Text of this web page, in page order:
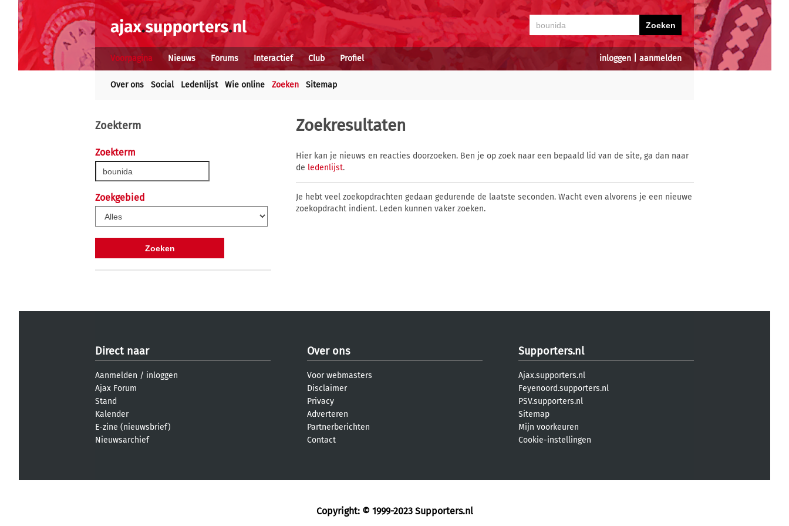
inloggen aanmelden
Voorpagina Nieuws Forums Interactief Club Profiel
Over ons Social Ledenlijst Wie online Zoeken Sitemap
Zoekterm
Zoekterm
Zoekgebied
Zoekresultaten
Hier kan je nieuws en reacties doorzoeken. Ben je op zoek naar een bepaald lid van de site, ga dan naar
de ledenlijst.
Je hebt veel zoekopdrachten gedaan gedurende de laatste seconden. Wacht even alvorens je een nieuwe
zoekopdracht indient. Leden kunnen vaker zoeken.
Direct naar
Aanmelden / inloggen
Ajax Forum
Stand
Kalender
E-zine (nieuwsbrief)
Nieuwsarchief
Over ons
Voor webmasters
Disclaimer
Privacy
Adverteren
Partnerberichten
Contact
Supporters.nl
Ajax.supporters.nl
Feyenoord.supporters.nl
PSV.supporters.nl
Sitemap
Mijn voorkeuren
Cookie-instellingen
Copyright: © 1999-2023 Supporters.nl